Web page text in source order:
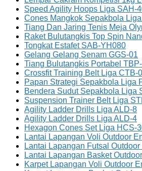
Speed Agility Hoops Liga SAH-
Cones Mangkok Sepakbola
Tiang Dan Jaring Tenis Meja
Raket Bulutangkis Top Spin
Tongkat Estafet SAB-YH080
Gelang Gelang Senam GGS-01
Tiang Bulutangkis Portabel
Crossfit Training Belt Liga CTB-
Papan Strategi Sepakbola Liga
Bendera Sudut Sepakbola Liga
Suspension Trainer Belt Liga
Agility Ladder Drills Liga ALD-8
Agility Ladder Drills Liga ALD-4
Hexagon Cones Set Liga HCS-
Lantai Lapangan Voli Outdoor
Lantai Lapangan Futsal
Lantai Lapangan Basket
Karpet Lapangan Voli Outdoor